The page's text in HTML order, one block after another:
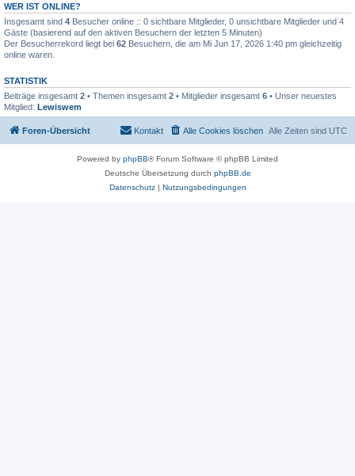
WER IST ONLINE?
Insgesamt sind 4 Besucher online :: 0 sichtbare Mitglieder, 0 unsichtbare Mitglieder und 4
Gäste (basierend auf den aktiven Besuchern der letzten 5 Minuten)
Der Besucherrekord liegt bei 62 Besuchern, die am Mi Jun 17, 2026 1:40 pm gleichzeitig
online waren.
STATISTIK
Beiträge insgesamt 2 • Themen insgesamt 2 • Mitglieder insgesamt 6 • Unser neuestes
Mitglied: Lewiswem
Foren-Übersicht Alle Zeiten sind UTC
Alle Cookies löschen
Kontakt
Powered by phpBB® Forum Software © phpBB Limited
Deutsche Übersetzung durch phpBB.de
Datenschutz| Nutzungsbedingungen